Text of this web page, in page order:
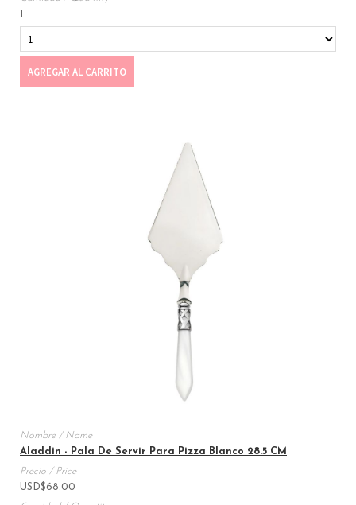
AGREGAR AL CARRITO
Aladdin - Pala De Servir Para Pizza Blanco 28.5 CM
USD$68.00